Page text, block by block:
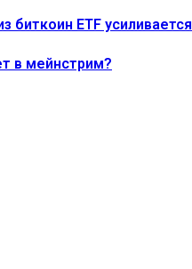
биткоин ETF усиливается
в мейнстрим?